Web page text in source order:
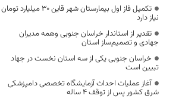
تکمیل فاز اول بیمارستان شهر قاین ۳۰ میلیارد تومان
نیاز دارد
تقدیر از استاندار خراسان جنوبی وهمه مدیران
جهادی و تصمیم‌ساز استان
خراسان جنوبی یکی از سه استان نخست در جهاد
تبیین است
آغاز عملیات احداث آزمایشگاه تخصصی دامپزشکی
شرق کشور پس از توقف 4 ساله